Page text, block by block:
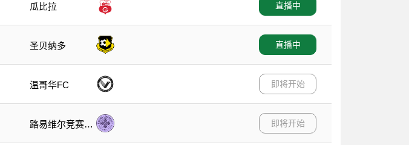
瓜比拉 直播中
圣贝纳多 直播中
温哥华FC 即将开始
路易维尔竞赛女
即将开始